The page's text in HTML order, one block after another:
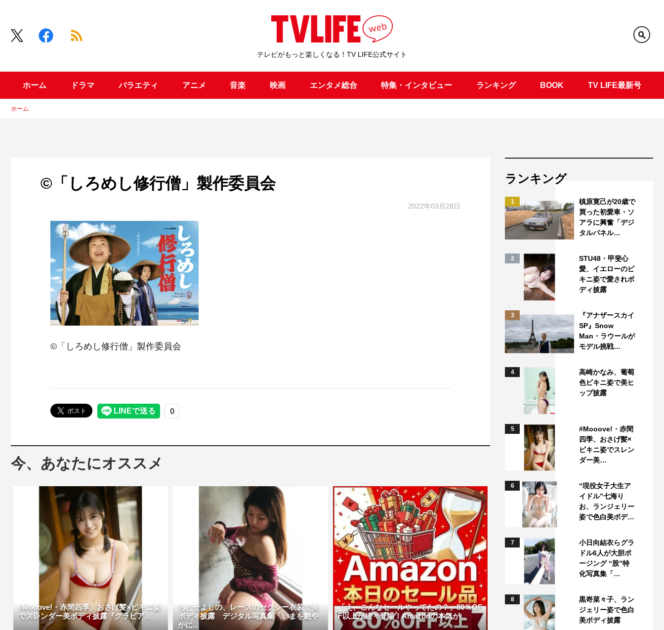
テレビがもっと楽しくなる！TV LIFE公式サイト
ホーム ドラマ バラエティ アニメ 音楽 映画 エンタメ総合 特集・インタビュー ランキング BOOK TV LIFE最新号
ホーム
©「しろめし修行僧」製作委員会
2022年03月28日
©「しろめし修行僧」製作委員会
今、あなたにオススメ
#Mooove!・赤間四季、おさげ髪×ビキニ姿
でスレンダー美ボディ披露『グラビア...
ちとせよしの、レースのセクシー衣装で美
ボディ披露 デジタル写真集「いまを艶や
かに...
「え、こんなセールやってたの？」80％OF
F以上が続々登場！Amazonの本気が...
ランキング
1
槙原寛己が20歳で
買った初愛車・ソ
アラに興奮「デジ
タルパネル…
2
STU48・甲斐心
愛、イエローのビ
キニ姿で愛されボ
ディ披露
3
『アナザースカイ
SP』Snow
Man・ラウールが
モデル挑戦…
4
高崎かなみ、葡萄
色ビキニ姿で美ヒ
ップ披露
5
#Mooove!・赤間
四季、おさげ髪×
ビキニ姿でスレン
ダー美…
6
“現役女子大生ア
イドル”七海り
お、ランジェリー
姿で色白美ボデ…
7
小日向結衣らグラ
ドル6人が大胆ポ
ージング “股”特
化写真集「…
8
黒嵜菜々子、ラン
ジェリー姿で色白
美ボディ披露